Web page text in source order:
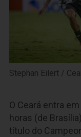
Stephan Eilert /
O Ceará entra
horas (de
título do